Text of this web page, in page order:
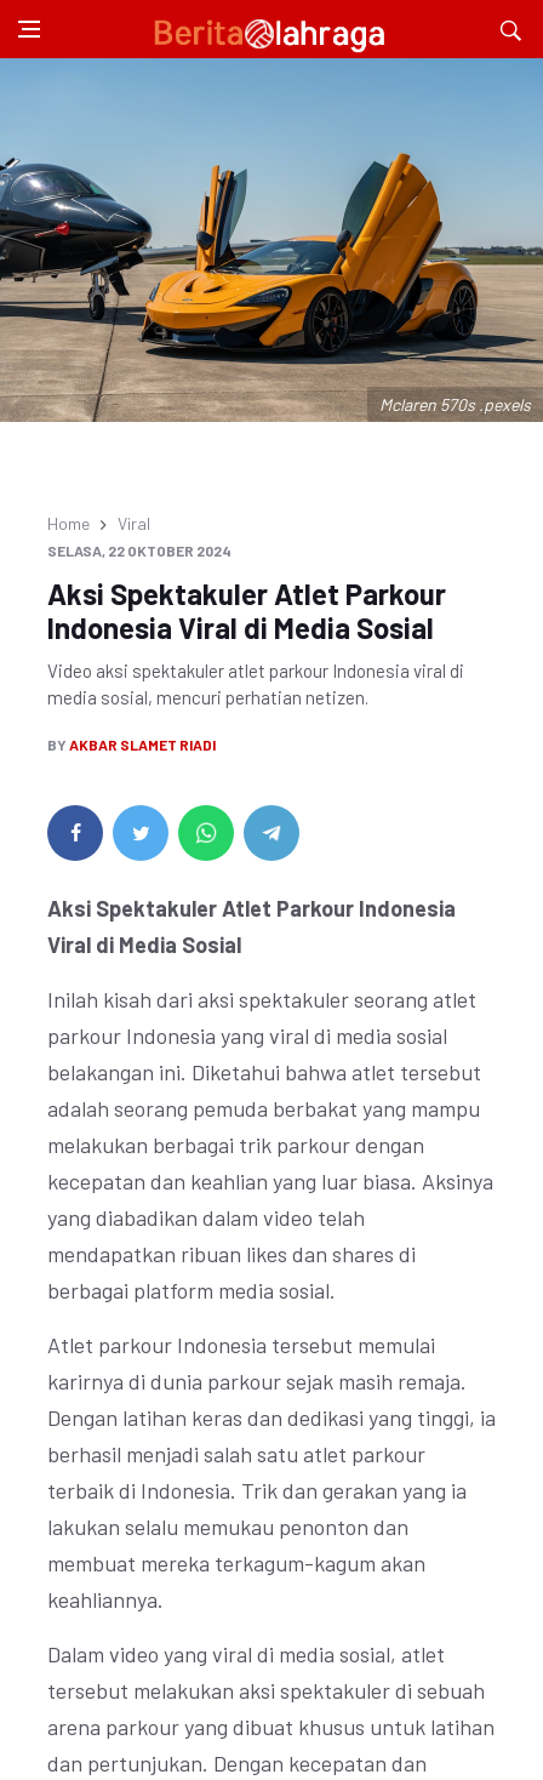
Mclaren 570s .pexels
Home Viral
SELASA, 22 OKTOBER 2024
Aksi Spektakuler Atlet Parkour
Indonesia Viral di Media Sosial
Video aksi spektakuler atlet parkour Indonesia viral di
media sosial, mencuri perhatian netizen.
BY AKBAR SLAMET RIADI
Aksi Spektakuler Atlet Parkour Indonesia
Viral di Media Sosial
Inilah kisah dari aksi spektakuler seorang atlet
parkour Indonesia yang viral di media sosial
belakangan ini. Diketahui bahwa atlet tersebut
adalah seorang pemuda berbakat yang mampu
melakukan berbagai trik parkour dengan
kecepatan dan keahlian yang luar biasa. Aksinya
yang diabadikan dalam video telah
mendapatkan ribuan likes dan shares di
berbagai platform media sosial.
Atlet parkour Indonesia tersebut memulai
karirnya di dunia parkour sejak masih remaja.
Dengan latihan keras dan dedikasi yang tinggi, ia
berhasil menjadi salah satu atlet parkour
terbaik di Indonesia. Trik dan gerakan yang ia
lakukan selalu memukau penonton dan
membuat mereka terkagum-kagum akan
keahliannya.
Dalam video yang viral di media sosial, atlet
tersebut melakukan aksi spektakuler di sebuah
arena parkour yang dibuat khusus untuk latihan
dan pertunjukan. Dengan kecepatan dan